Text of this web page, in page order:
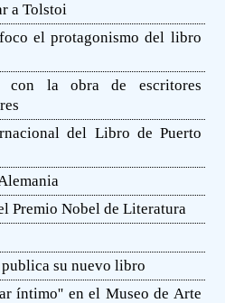
a Tolstoi
el protagonismo del libro
con la obra de escritores
del Libro de Puerto
Premio Nobel de Literatura
su nuevo libro
íntimo'' en el Museo de Arte